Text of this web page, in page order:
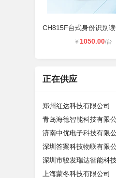
￥ 1050.00/台
正在供应
郑州红达科技有限公司
青岛海德智能科技有限
济南中优电子科技有限
深圳答案科技物联有限
上海蒙冬科技有限公司